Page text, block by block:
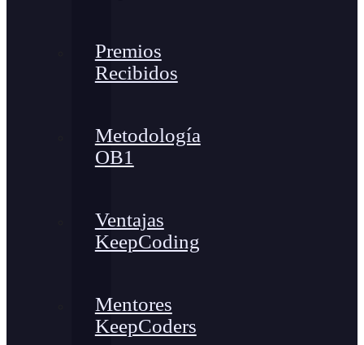
Premios
Recibidos
Metodología
OB1
Ventajas
KeepCoding
Mentores
KeepCoders